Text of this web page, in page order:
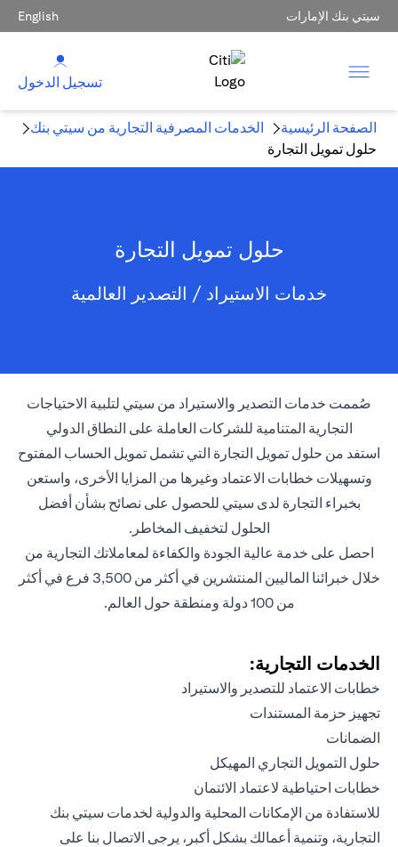
سيتي بنك الإمارات English
تسجيل الدخول
الصفحة الرئيسية
الخدمات المصرفية التجارية من سيتي بنك
حلول تمويل التجارة
حلول تمويل التجارة
خدمات الاستيراد / التصدير العالمية
صُممت خدمات التصدير والاستيراد من سيتي لتلبية الاحتياجات
التجارية المتنامية للشركات العاملة على النطاق الدولي
استفد من حلول تمويل التجارة التي تشمل تمويل الحساب المفتوح
وتسهيلات خطابات الاعتماد وغيرها من المزايا الأخرى، واستعن
بخبراء التجارة لدى سيتي للحصول على نصائح بشأن أفضل
الحلول لتخفيف المخاطر.
احصل على خدمة عالية الجودة والكفاءة لمعاملاتك التجارية من
خلال خبرائنا الماليين المنتشرين في أكثر من 3,500 فرع في أكثر
من 100 دولة ومنطقة حول العالم.
الخدمات التجارية:
خطابات الاعتماد للتصدير والاستيراد
تجهيز حزمة المستندات
الضمانات
حلول التمويل التجاري المهيكل
خطابات احتياطية لاعتماد الائتمان
للاستفادة من الإمكانات المحلية والدولية لخدمات سيتي بنك
التجارية، وتنمية أعمالك بشكل أكبر، يرجى الاتصال بنا على